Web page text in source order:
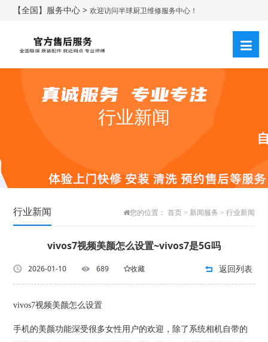
【全国】服务中心 >欢迎访问半球厨卫维修服务中心！
行业新闻
行业新闻 您的位置： 首页> 新闻服务 > 行业新闻
vivos7视频美颜怎么设置~vivos7是5G吗
2026-01-10 689 收藏 返回列表
vivos7视频美颜怎么设置
手机的美颜功能深受很多女性用户的欢迎，除了系统相机自带的